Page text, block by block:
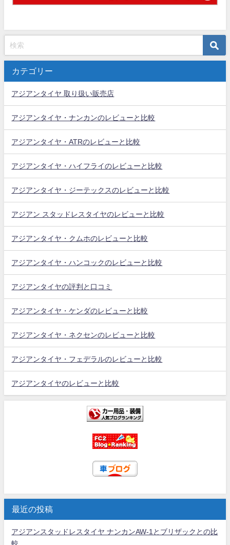
カテゴリー
アジアンタイヤ 取り扱い販売店
アジアンタイヤ・ナンカンのレビューと比較
アジアンタイヤ・ATRのレビューと比較
アジアンタイヤ・ハイフライのレビューと比較
アジアンタイヤ・ジーテックスのレビューと比較
アジアン スタッドレスタイヤのレビューと比較
アジアンタイヤ・クムホのレビューと比較
アジアンタイヤ・ハンコックのレビューと比較
アジアンタイヤの評判と口コミ
アジアンタイヤ・ケンダのレビューと比較
アジアンタイヤ・ネクセンのレビューと比較
アジアンタイヤ・フェデラルのレビューと比較
アジアンタイヤのレビューと比較
最近の投稿
アジアンスタッドレスタイヤ ナンカンAW-1とブリザックとの比
較